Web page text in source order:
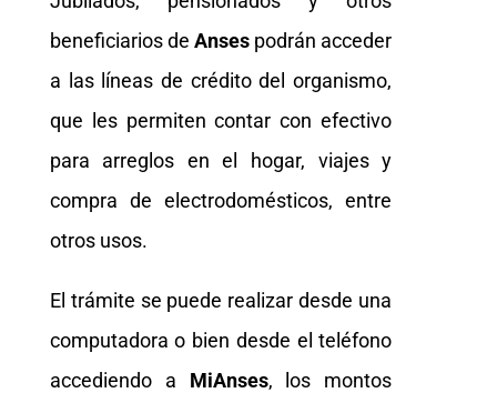
beneficiarios de Anses podrán acceder
a las líneas de crédito del organismo,
que les permiten contar con efectivo
para arreglos en el hogar, viajes y
compra de electrodomésticos, entre
otros usos.
El trámite se puede realizar desde una
computadora o bien desde el teléfono
accediendo a MiAnses, los montos